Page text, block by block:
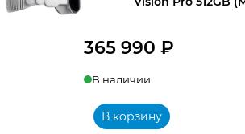
365 990 ₽
В наличии
В корзину